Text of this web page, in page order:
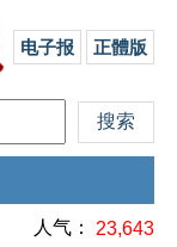
电子报 正體版
人气： 23,643